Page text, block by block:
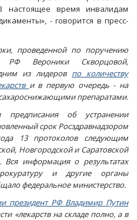
настоящее время инвалидам
- говорится в пресс-
проведенной по поручению
РФ Вероники Скворцовой,
из лидеров по количеству
и в первую очередь - на
препаратами.
об устранении
срок Росздравнадзором
13 протоколов следующим
Новгородской и Саратовской
информация о результатах
и другие органы
федеральное министерство.
президент РФ Владимир Путин
«лекарств на складе полно, а в